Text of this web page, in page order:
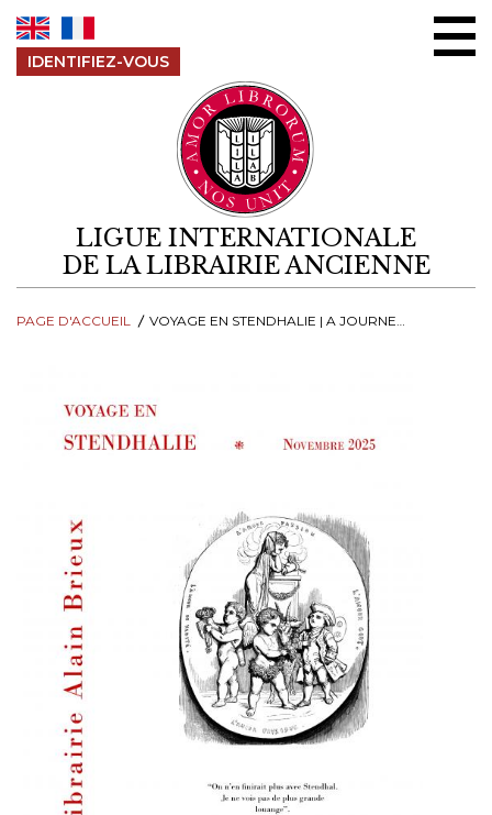
IDENTIFIEZ-VOUS
LIGUE INTERNATIONALE
DE LA LIBRAIRIE ANCIENNE
PAGE D'ACCUEIL VOYAGE EN STENDHALIE | A JOURNEY INTO STENDHALIA